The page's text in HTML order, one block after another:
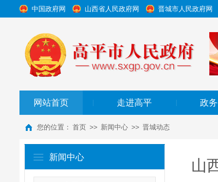
中国政府网 山西省人民政府网 晋城市人民政府网
网站首页 走进高平 政
您的位置： 首页 >> 新闻中心 >> 晋城动态
新闻中心 山